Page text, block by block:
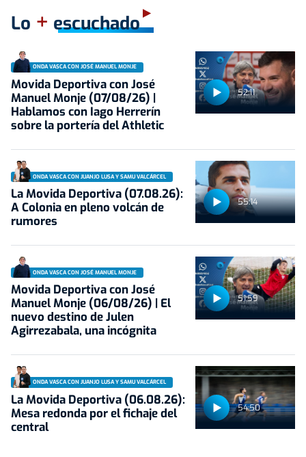
Lo + escuchado
52:11
ONDA VASCA CON JOSÉ MANUEL MONJE
Movida Deportiva con José
Manuel Monje (07/08/26) |
Hablamos con Iago Herrerín
sobre la portería del Athletic
55:14
ONDA VASCA CON JUANJO LUSA Y SAMU VALCÁRCEL
La Movida Deportiva (07.08.26):
A Colonia en pleno volcán de
rumores
51:59
ONDA VASCA CON JOSÉ MANUEL MONJE
Movida Deportiva con José
Manuel Monje (06/08/26) | El
nuevo destino de Julen
Agirrezabala, una incógnita
54:50
ONDA VASCA CON JUANJO LUSA Y SAMU VALCÁRCEL
La Movida Deportiva (06.08.26):
Mesa redonda por el fichaje del
central